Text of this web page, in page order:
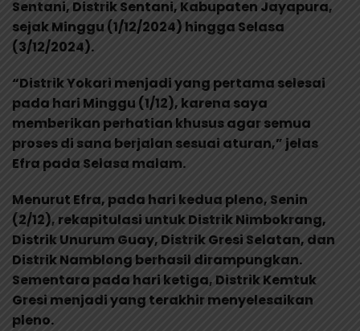
Sentani, Distrik Sentani, Kabupaten Jayapura,
sejak Minggu (1/12/2024) hingga Selasa
(3/12/2024).
“Distrik Yokari menjadi yang pertama selesai
pada hari Minggu (1/12), karena saya
memberikan perhatian khusus agar semua
proses di sana berjalan sesuai aturan,” jelas
Efra pada Selasa malam.
Menurut Efra, pada hari kedua pleno, Senin
(2/12), rekapitulasi untuk Distrik Nimbokrang,
Distrik Unurum Guay, Distrik Gresi Selatan, dan
Distrik Namblong berhasil dirampungkan.
Sementara pada hari ketiga, Distrik Kemtuk
Gresi menjadi yang terakhir menyelesaikan
pleno.